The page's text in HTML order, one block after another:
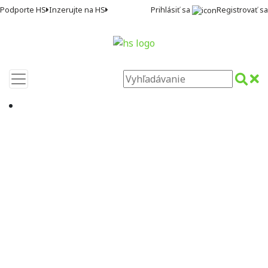
Podporte HS Inzerujte na HS Prihlásiť sa Registrovať sa